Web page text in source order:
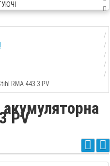
RMA 443.3 PV
акумуляторна
PV